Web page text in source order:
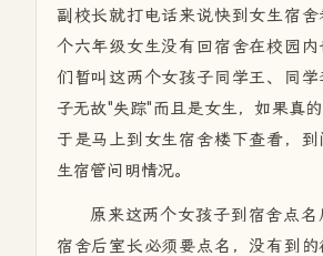
副校长就打电话来说快到女生宿
个六年级女生没有回宿舍在校园
们暂叫这两个女孩子同学王、同
子无故"失踪"而且是女生，如果真的
于是马上到女生宿舍楼下查看，
生宿管问明情况。
原来这两个女孩子到宿舍点名
宿舍后室长必须要点名，没有到